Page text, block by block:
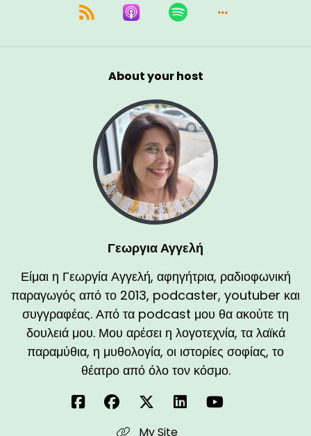
About your host
Γεωργια Αγγελή
Είμαι η Γεωργία Αγγελή, αφηγήτρια, ραδιοφωνική
παραγωγός από το 2013, podcaster, youtuber και
συγγραφέας. Από τα podcast μου θα ακούτε τη
δουλειά μου. Μου αρέσει η λογοτεχνία, τα λαϊκά
παραμύθια, η μυθολογία, οι ιστορίες σοφίας, το
θέατρο από όλο τον κόσμο.
My Site